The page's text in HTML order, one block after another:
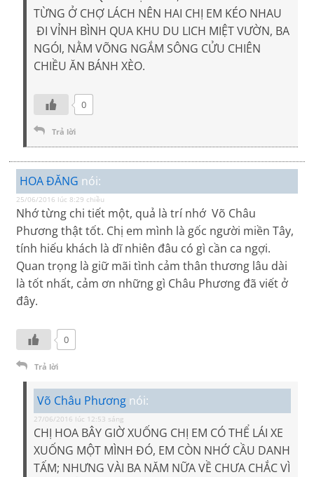
TỪNG Ở CHỢ LÁCH NÊN HAI CHỊ EM KÉO NHAU
ĐI VỈNH BÌNH QUA KHU DU LICH MIỆT VƯỜN, BA
NGÓI, NẰM VÕNG NGẮM SÔNG CỬU CHIÊN
CHIỀU ĂN BÁNH XÈO.
0
Trả lời
HOA ĐĂNG nói:
25/06/2016 lúc 8:29 chiều
Nhớ từng chi tiết một, quả là trí nhớ Võ Châu
Phương thật tốt. Chị em mình là gốc người miền Tây,
tính hiếu khách là dĩ nhiên đâu có gì cần ca ngợi.
Quan trọng là giữ mãi tình cảm thân thương lâu dài
là tốt nhất, cảm ơn những gì Châu Phương đã viết ở
đây.
0
Trả lời
Võ Châu Phương nói:
27/06/2016 lúc 12:53 sáng
CHỊ HOA BÂY GIỜ XUỐNG CHỊ EM CÓ THỂ LÁI XE
XUỐNG MỘT MÌNH ĐÓ, EM CÒN NHỚ CẦU DANH
TẤM; NHƯNG VÀI BA NĂM NỮA VỀ CHƯA CHẮC VÌ